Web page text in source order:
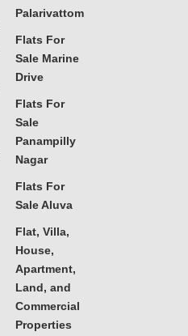
Palarivattom
Flats For
Sale Marine
Drive
Flats For
Sale
Panampilly
Nagar
Flats For
Sale Aluva
Flat, Villa,
House,
Apartment,
Land, and
Commercial
Properties